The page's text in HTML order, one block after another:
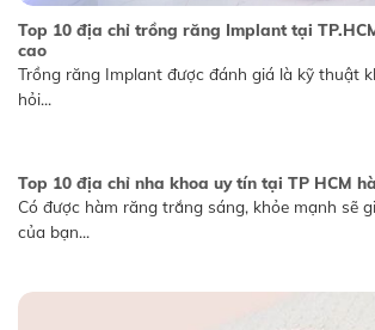
Top 10 địa chỉ trồng răng Implant tại
cao
Trồng răng Implant được đánh giá là kỹ thuật
hỏi...
Top 10 địa chỉ nha khoa uy tín tại TP HCM
Có được hàm răng trắng sáng, khỏe mạnh sẽ
của bạn...